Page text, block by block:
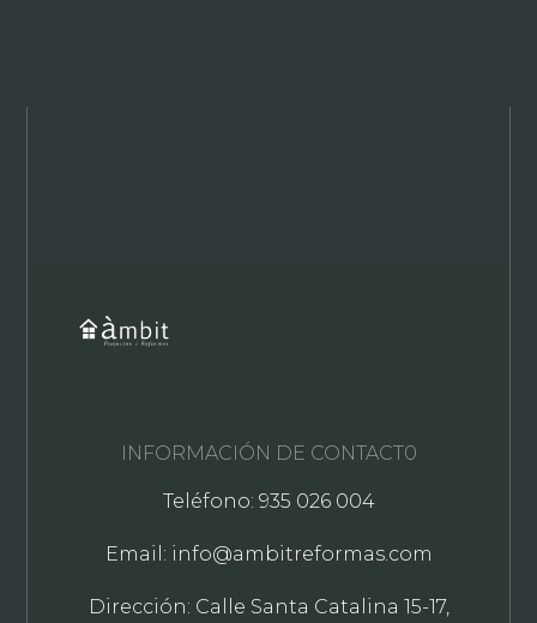
INFORMACIÓN DE CONTACT0
Teléfono: 935 026 004
Email: info@ambitreformas.com
Dirección: Calle Santa Catalina 15-17,